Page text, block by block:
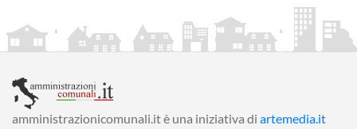
amministrazionicomunali.it è una iniziativa di artemedia.it